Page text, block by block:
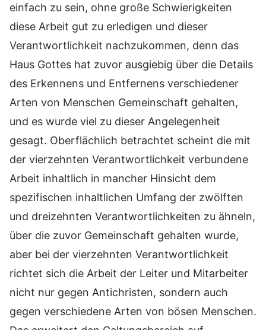
einfach zu sein, ohne große Schwierigkeiten
diese Arbeit gut zu erledigen und dieser
Verantwortlichkeit nachzukommen, denn das
Haus Gottes hat zuvor ausgiebig über die Details
des Erkennens und Entfernens verschiedener
Arten von Menschen Gemeinschaft gehalten,
und es wurde viel zu dieser Angelegenheit
gesagt. Oberflächlich betrachtet scheint die mit
der vierzehnten Verantwortlichkeit verbundene
Arbeit inhaltlich in mancher Hinsicht dem
spezifischen inhaltlichen Umfang der zwölften
und dreizehnten Verantwortlichkeiten zu ähneln,
über die zuvor Gemeinschaft gehalten wurde,
aber bei der vierzehnten Verantwortlichkeit
richtet sich die Arbeit der Leiter und Mitarbeiter
nicht nur gegen Antichristen, sondern auch
gegen verschiedene Arten von bösen Menschen.